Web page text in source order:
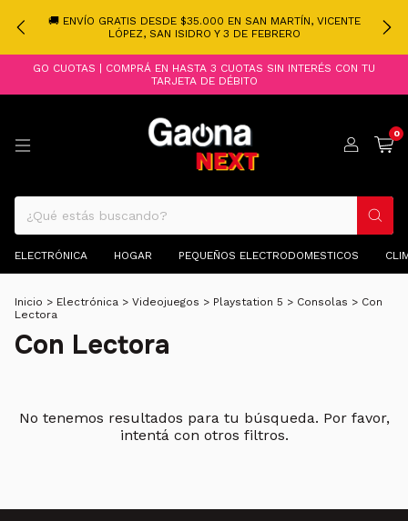
🚚 ENVÍO GRATIS DESDE $35.000 EN SAN MARTÍN, VICENTE
LÓPEZ, SAN ISIDRO Y 3 DE FEBRERO
GO CUOTAS | COMPRÁ EN HASTA 3 CUOTAS SIN INTERÉS CON TU
TARJETA DE DÉBITO
0
ELECTRÓNICA HOGAR PEQUEÑOS ELECTRODOMESTICOS
Inicio > Electrónica > Videojuegos > Playstation 5 > Consolas > Con
Lectora
Con Lectora
No tenemos resultados para tu búsqueda. Por favor,
intentá con otros filtros.